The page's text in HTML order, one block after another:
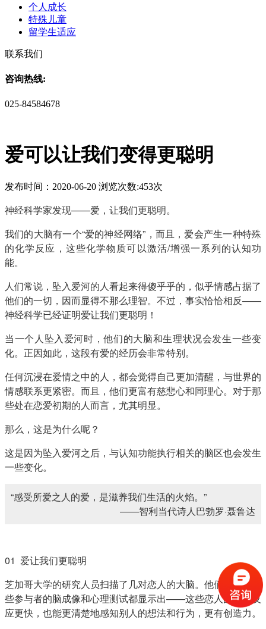
个人成长
特殊儿童
留学生适应
联系我们
咨询热线:
025-84584678
爱可以让我们变得更聪明
发布时间：2020-06-20 浏览次数:453次
神经科学家发现——爱，让我们更聪明。
我们的大脑有一个“爱的神经网络”，而且，爱会产生一种特殊
的化学反应，这些化学物质可以激活/增强一系列的认知功
能。
人们常说，坠入爱河的人看起来得傻乎乎的，似乎情感占据了
他们的一切，因而显得不那么理智。不过，事实恰恰相反——
神经科学已经证明爱让我们更聪明！
当一个人坠入爱河时，他们的大脑和生理状况会发生一些变
化。正因如此，这段有爱的经历会非常特别。
任何沉浸在爱情之中的人，都会觉得自己更加清醒，与世界的
情感联系更紧密。而且，他们更富有慈悲心和同理心。对于那
些处在恋爱初期的人而言，尤其明显。
那么，这是为什么呢？
这是因为坠入爱河之后，与认知功能执行相关的脑区也会发生
一些变化。
“感受所爱之人的爱，是滋养我们生活的火焰。”
——智利当代诗人巴勃罗·聂鲁达
01 爱让我们更聪明
芝加哥大学的研究人员扫描了几对恋人的大脑。他们发现，这
些参与者的脑成像和心理测试都显示出——这些恋人的思维反
应更快，也能更清楚地感知别人的想法和行为，更有创造力。